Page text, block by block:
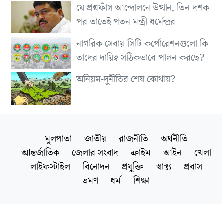
যে প্রশ্নফাঁস আন্দোলনে উত্থান, তিন দশক
পর তাতেই পতন মন্ত্রী ধর্মেন্দ্রর
নাগরিক সেবায় সিটি কর্পোরেশনগুলো কি
তাদের দায়িত্ব সঠিকভাবে পালন করছে?
অনিয়ম-দুর্নীতির শেষ কোথায়?
মূলপাতা জাতীয় রাজনীতি
অর্থনীতি
আন্তর্জাতিক
জেলার সংবাদ ক্রাইম আইন
খেলা
লাইফস্টাইল
বিনোদন প্রযুক্তি স্বাস্থ্য
প্রবাস
ভ্রমণ
ধর্ম শিক্ষা